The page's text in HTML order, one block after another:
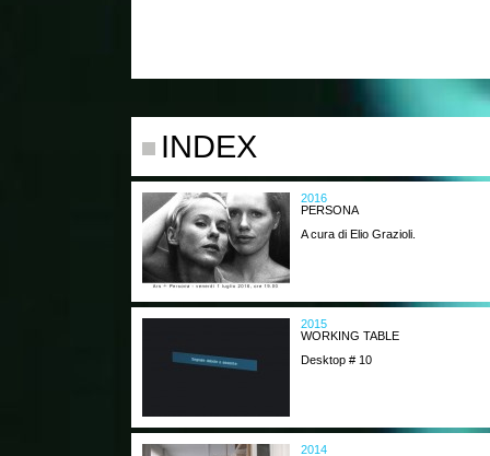
INDEX
2016
PERSONA
A cura di Elio Grazioli.
2015
WORKING TABLE
Desktop # 10
2014